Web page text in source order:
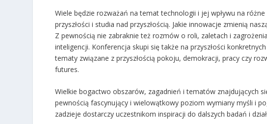
Wiele będzie rozważań na temat technologii i jej wpływu na
przyszłości i studia nad przyszłością. Jakie innowacje zmienią
Z pewnością nie zabraknie też rozmów o roli, zaletach i
inteligencji. Konferencja skupi się także na przyszłości
tematy związane z przyszłością pokoju, demokracji, pracy czy
futures.
Wielkie bogactwo obszarów, zagadnień i tematów znajdujących
pewnością fascynujący i wielowątkowy poziom wymiany myśli i
zadzieje dostarczy uczestnikom inspiracji do dalszych badań i